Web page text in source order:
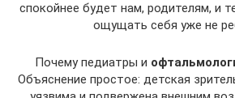
спокойнее будет нам, родителям, и
ощущать себя уже не
Почему педиатры и
Объяснение простое: детская